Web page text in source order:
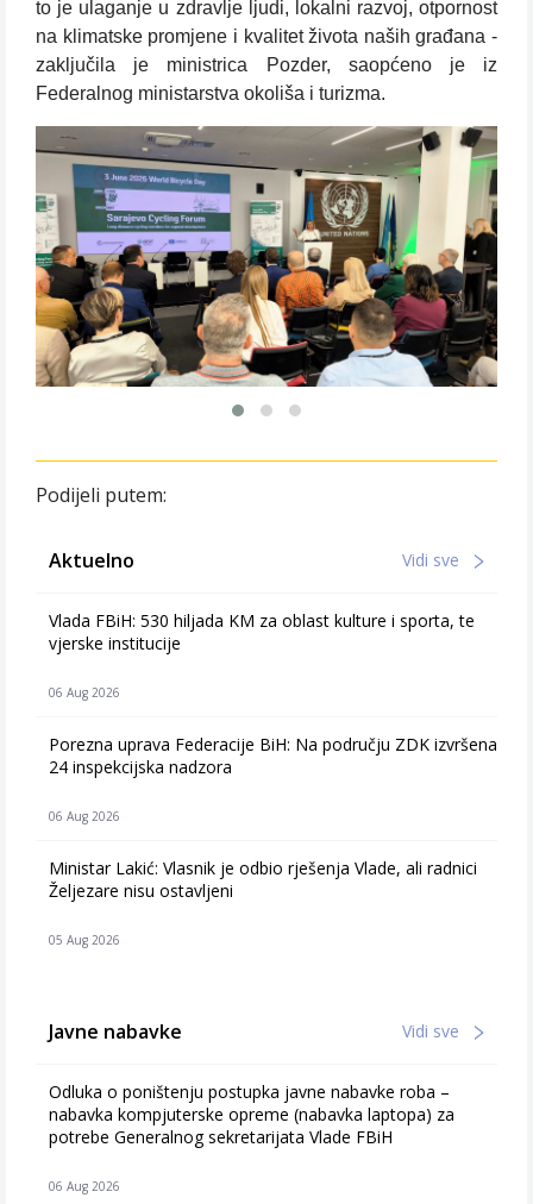
to je ulaganje u zdravlje ljudi, lokalni razvoj, otpornost
na klimatske promjene i kvalitet života naših građana -
zaključila je ministrica Pozder, saopćeno je iz
Federalnog ministarstva okoliša i turizma.
Podijeli putem:
Aktuelno Vidi sve
Vlada FBiH: 530 hiljada KM za oblast kulture i sporta, te
vjerske institucije
06 Aug 2026
Porezna uprava Federacije BiH: Na području ZDK izvršena
24 inspekcijska nadzora
06 Aug 2026
Ministar Lakić: Vlasnik je odbio rješenja Vlade, ali radnici
Željezare nisu ostavljeni
05 Aug 2026
Javne nabavke Vidi sve
Odluka o poništenju postupka javne nabavke roba –
nabavka kompjuterske opreme (nabavka laptopa) za
potrebe Generalnog sekretarijata Vlade FBiH
06 Aug 2026